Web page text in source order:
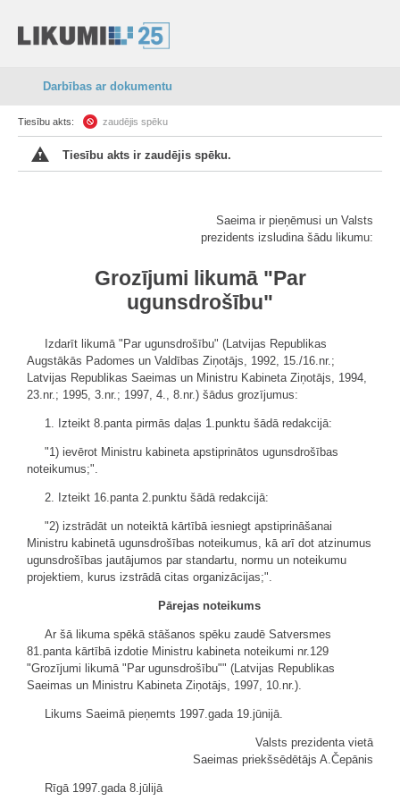
Darbības ar dokumentu
Tiesību akts: zaudējis spēku
Tiesību akts ir zaudējis spēku.
Saeima ir pieņēmusi un Valsts
prezidents izsludina šādu likumu:
Grozījumi likumā "Par
ugunsdrošību"
Izdarīt likumā "Par ugunsdrošību" (Latvijas Republikas
Augstākās Padomes un Valdības Ziņotājs, 1992, 15./16.nr.;
Latvijas Republikas Saeimas un Ministru Kabineta Ziņotājs, 1994,
23.nr.; 1995, 3.nr.; 1997, 4., 8.nr.) šādus grozījumus:
1. Izteikt 8.panta pirmās daļas 1.punktu šādā redakcijā:
"1) ievērot Ministru kabineta apstiprinātos ugunsdrošības
noteikumus;".
2. Izteikt 16.panta 2.punktu šādā redakcijā:
"2) izstrādāt un noteiktā kārtībā iesniegt apstiprināšanai
Ministru kabinetā ugunsdrošības noteikumus, kā arī dot atzinumus
ugunsdrošības jautājumos par standartu, normu un noteikumu
projektiem, kurus izstrādā citas organizācijas;".
Pārejas noteikums
Ar šā likuma spēkā stāšanos spēku zaudē Satversmes
81.panta kārtībā izdotie Ministru kabineta noteikumi nr.129
"Grozījumi likumā "Par ugunsdrošību"" (Latvijas Republikas
Saeimas un Ministru Kabineta Ziņotājs, 1997, 10.nr.).
Likums Saeimā pieņemts 1997.gada 19.jūnijā.
Valsts prezidenta vietā
Saeimas priekšsēdētājs A.Čepānis
Rīgā 1997.gada 8.jūlijā